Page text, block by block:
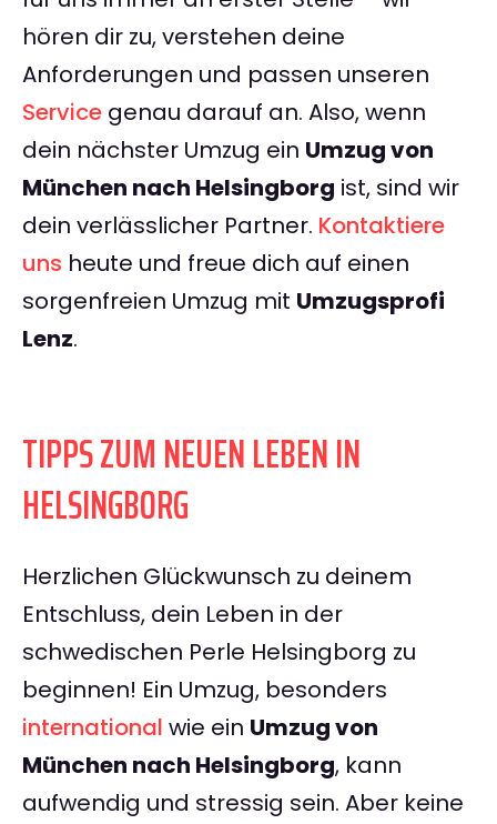
hören dir zu, verstehen deine
Anforderungen und passen unseren
Service genau darauf an. Also, wenn
dein nächster Umzug ein Umzug von
München nach Helsingborg ist, sind wir
dein verlässlicher Partner. Kontaktiere
uns heute und freue dich auf einen
sorgenfreien Umzug mit Umzugsprofi
Lenz.
TIPPS ZUM NEUEN LEBEN IN
HELSINGBORG
Herzlichen Glückwunsch zu deinem
Entschluss, dein Leben in der
schwedischen Perle Helsingborg zu
beginnen! Ein Umzug, besonders
international wie ein Umzug von
München nach Helsingborg, kann
aufwendig und stressig sein. Aber keine